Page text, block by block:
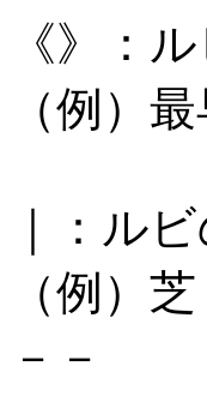
《》：
（例）
｜：ル
（例）
－－